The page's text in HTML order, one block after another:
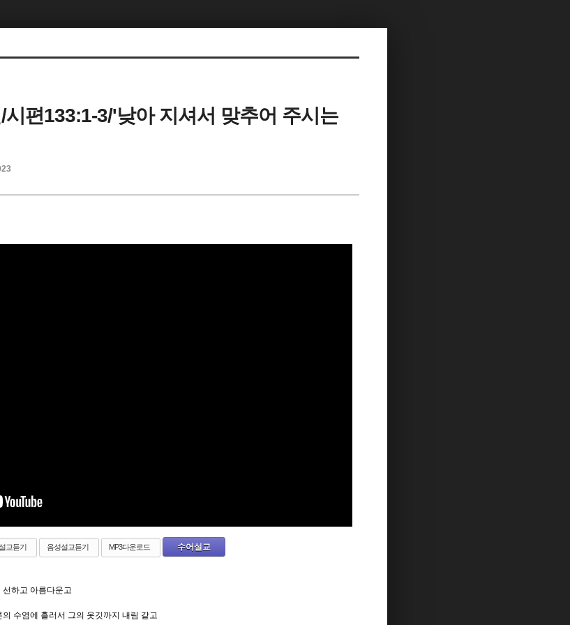
편133:1-3/'낮아 지셔서 맞추어 주시는
교듣기 음성설교듣기 MP3다운로드 수어설교
하고 아름다운고
수염에 흘러서 그의 옷깃까지 내림 같고